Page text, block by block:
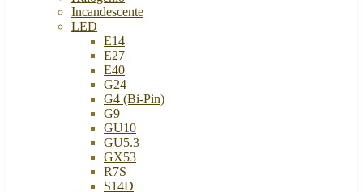
Incandescente
LED
E14
E27
E40
G24
G4 (Bi-Pin)
G9
GU10
GU5.3
GX53
R7S
S14D